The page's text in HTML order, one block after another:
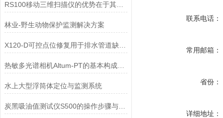
RS100移动三维扫描仪的优势在于其便携性和灵活性
林业-野生动物保护监测解决方案
X120-D可控点位修复用于排水管道缺陷点修复方案
热敏多光谱相机Altum-PT的基本构成和产品特点概述
水上大型浮筒体定位与监测系统
炭黑吸油值测试仪S500的操作步骤与使用技巧分享
联系电话：
常用邮箱：
省份：
详细地址：